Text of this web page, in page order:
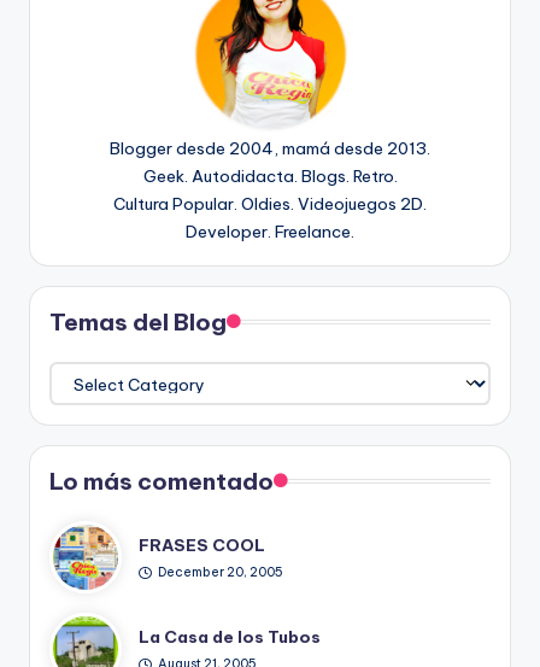
Blogger desde 2004, mamá desde 2013.
Geek. Autodidacta. Blogs. Retro.
Cultura Popular. Oldies. Videojuegos 2D.
Developer. Freelance.
Temas del Blog
Temas
del
Blog
Lo más comentado
FRASES COOL
December 20, 2005
La Casa de los Tubos
August 21, 2005